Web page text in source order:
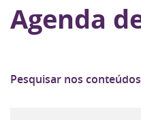
Agenda
Pesquisar nos